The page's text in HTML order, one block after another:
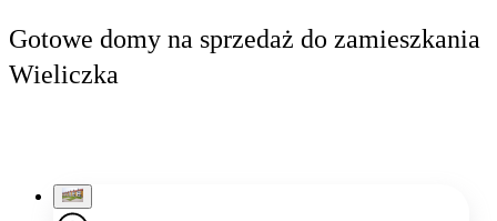
Gotowe domy na sprzedaż do zamieszkania
Wieliczka